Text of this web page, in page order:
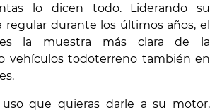
lo dicen todo. Liderando su
regular durante los últimos años, el
es la muestra más clara de la
vehículos todoterreno también en
que quieras darle a su motor,